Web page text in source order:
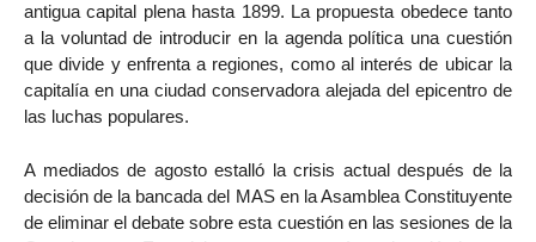
antigua capital plena hasta 1899. La propuesta obedece tanto
a la voluntad de introducir en la agenda política una cuestión
que divide y enfrenta a regiones, como al interés de ubicar la
capitalía en una ciudad conservadora alejada del epicentro de
las luchas populares.
A mediados de agosto estalló la crisis actual después de la
decisión de la bancada del MAS en la Asamblea Constituyente
de eliminar el debate sobre esta cuestión en las sesiones de la